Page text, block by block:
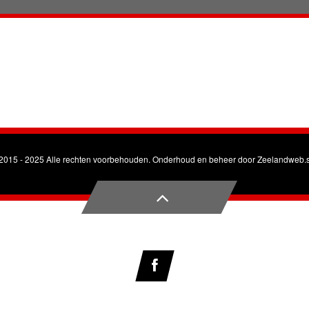
- 2025 Alle rechten voorbehouden. Onderhoud en beheer door